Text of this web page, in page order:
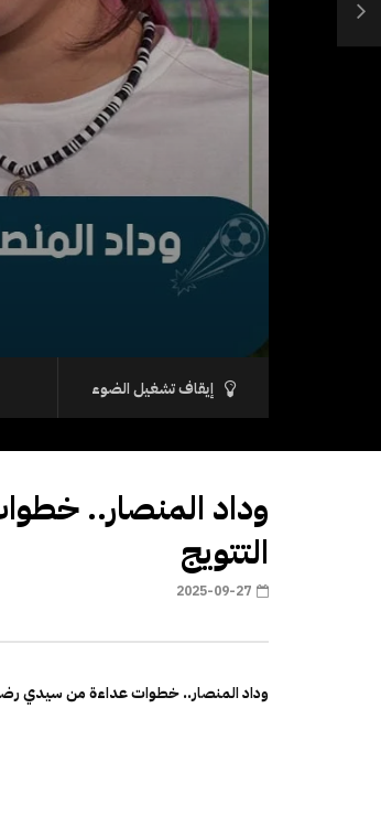
إيقاف تشغيل الضوء
وداد المنصار..
التتويج
2025-09-27
وداد المنصار.. خطوات عداءة من سيدي